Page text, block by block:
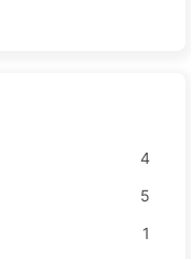
4
5
1